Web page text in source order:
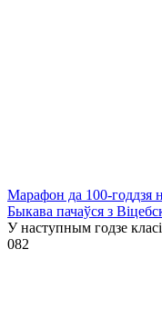
Марафон да 100-годдзя
Быкава пачаўся з
У наступным годзе
082